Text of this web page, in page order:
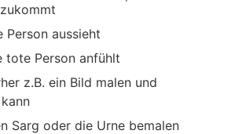
aussieht
tote Person anfühlt
z.B. ein Bild malen und
Sarg oder die Urne bemalen